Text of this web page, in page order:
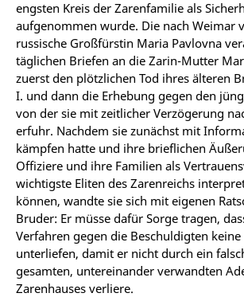
engsten Kreis der Zarenfamilie als
aufgenommen wurde. Die nach Weimar
russische Großfürstin Maria Pavlovna
täglichen Briefen an die Zarin-Mutter
zuerst den plötzlichen Tod ihres älteren
I. und dann die Erhebung gegen den
von der sie mit zeitlicher Verzögerung
erfuhr. Nachdem sie zunächst mit
kämpfen hatte und ihre brieflichen
Offiziere und ihre Familien als
wichtigste Eliten des Zarenreichs
können, wandte sie sich mit eigenen
Bruder: Er müsse dafür Sorge tragen,
Verfahren gegen die Beschuldigten keine
unterliefen, damit er nicht durch ein
gesamten, untereinander verwandten
Zarenhauses verliere.